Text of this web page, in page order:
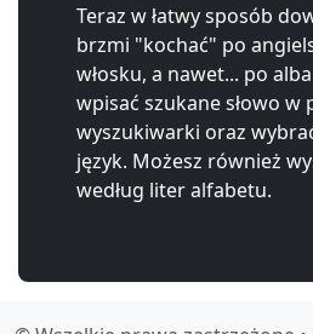
Teraz w łatwy sposób
brzmi "kochać" po
włosku, a nawet... po
wpisać szukane słowo w
wyszukiwarki oraz
język. Możesz również
według liter alfabetu.